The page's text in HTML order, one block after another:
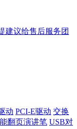
建议给售后服务团
动 PCI-E驱动 交换
翻页演讲笔 USB对